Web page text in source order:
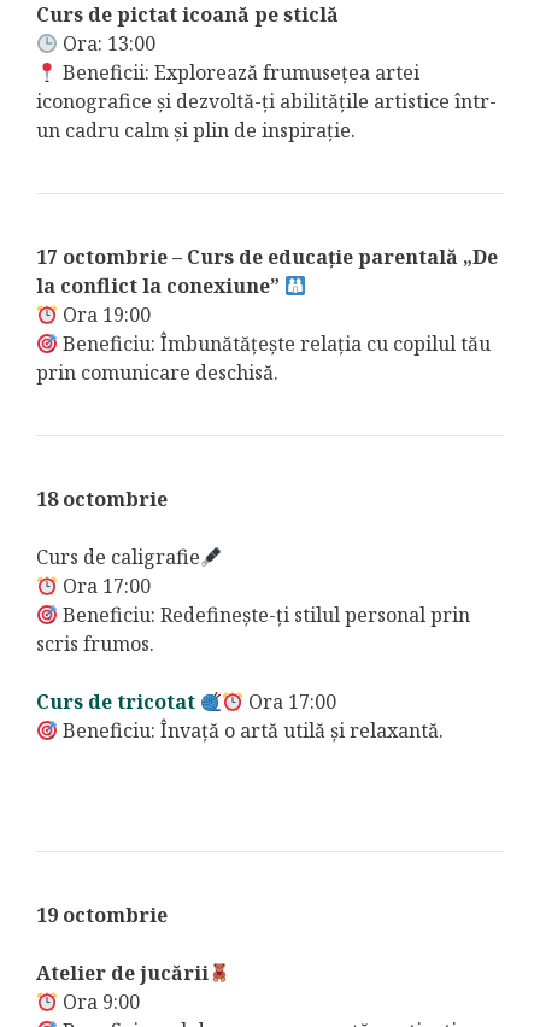
Curs de pictat icoană pe sticlă
Ora: 13:00
Beneficii: Explorează frumusețea artei
iconografice și dezvoltă-ți abilitățile artistice într-
un cadru calm și plin de inspirație.
17 octombrie – Curs de educație parentală „De
la conflict la conexiune”
Ora 19:00
Beneficiu: Îmbunătățește relația cu copilul tău
prin comunicare deschisă.
18 octombrie
Curs de caligrafie
Ora 17:00
Beneficiu: Redefinește-ți stilul personal prin
scris frumos.
Curs de tricotat
Ora 17:00
Beneficiu: Învață o artă utilă și relaxantă.
19 octombrie
Atelier de jucării
Ora 9:00